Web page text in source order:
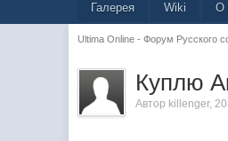
Галерея
Wiki О
Ultima Online - Форум Русского
Куплю
Автор killenger,